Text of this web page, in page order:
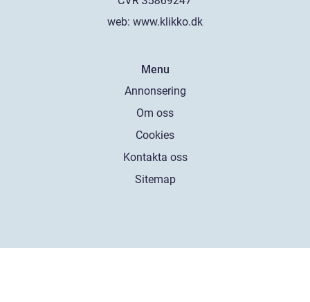
web: www.klikko.dk
Menu
Annonsering
Om oss
Cookies
Kontakta oss
Sitemap